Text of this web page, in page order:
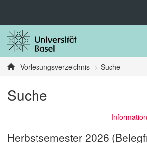
Vorlesungsverzeichnis Suche
Suche
Herbstsemester 2026